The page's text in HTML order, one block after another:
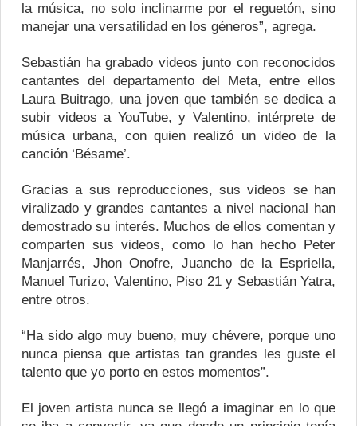
la música, no solo inclinarme por el reguetón, sino
manejar una versatilidad en los géneros”, agrega.
Sebastián ha grabado videos junto con reconocidos
cantantes del departamento del Meta, entre ellos
Laura Buitrago, una joven que también se dedica a
subir videos a YouTube, y Valentino, intérprete de
música urbana, con quien realizó un video de la
canción ‘Bésame’.
Gracias a sus reproducciones, sus videos se han
viralizado y grandes cantantes a nivel nacional han
demostrado su interés. Muchos de ellos comentan y
comparten sus videos, como lo han hecho Peter
Manjarrés, Jhon Onofre, Juancho de la Espriella,
Manuel Turizo, Valentino, Piso 21 y Sebastián Yatra,
entre otros.
“Ha sido algo muy bueno, muy chévere, porque uno
nunca piensa que artistas tan grandes les guste el
talento que yo porto en estos momentos”.
El joven artista nunca se llegó a imaginar en lo que